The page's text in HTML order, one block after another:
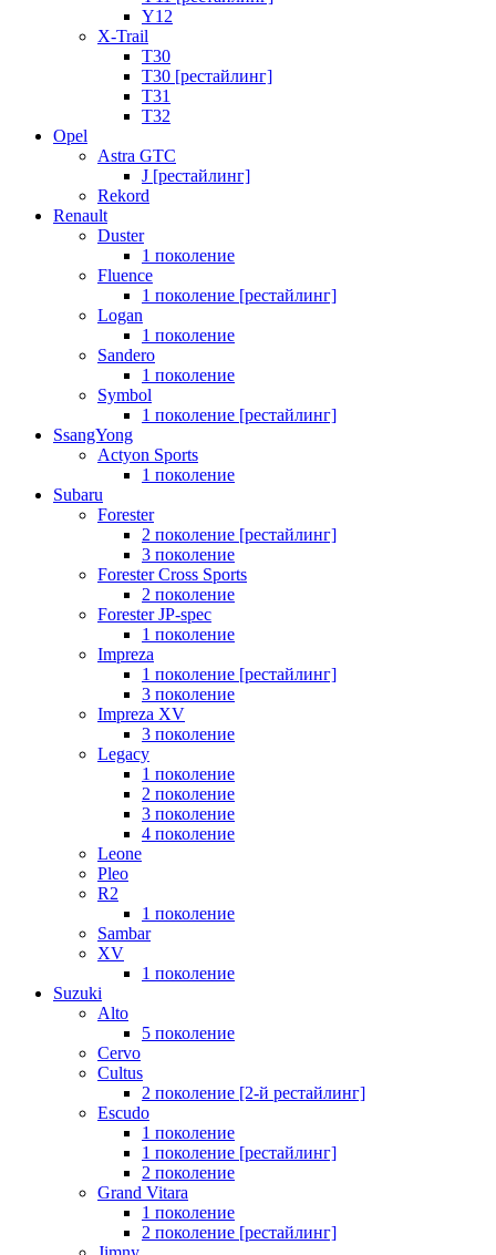
Y12
X-Trail
T30
T30 [рестайлинг]
T31
T32
Opel
Astra GTC
J [рестайлинг]
Rekord
Renault
Duster
1 поколение
Fluence
1 поколение [рестайлинг]
Logan
1 поколение
Sandero
1 поколение
Symbol
1 поколение [рестайлинг]
SsangYong
Actyon Sports
1 поколение
Subaru
Forester
2 поколение [рестайлинг]
3 поколение
Forester Cross Sports
2 поколение
Forester JP-spec
1 поколение
Impreza
1 поколение [рестайлинг]
3 поколение
Impreza XV
3 поколение
Legacy
1 поколение
2 поколение
3 поколение
4 поколение
Leone
Pleo
R2
1 поколение
Sambar
XV
1 поколение
Suzuki
Alto
5 поколение
Cervo
Cultus
2 поколение [2-й рестайлинг]
Escudo
1 поколение
1 поколение [рестайлинг]
2 поколение
Grand Vitara
1 поколение
2 поколение [рестайлинг]